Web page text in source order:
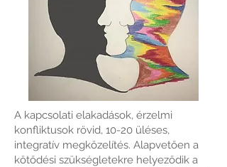
A kapcsolati elakadások, érzelmi
konfliktusok rövid, 10-20 üléses,
integratív megközelítés. Alapvetően a
kötődési szükségletekre helyeződik a